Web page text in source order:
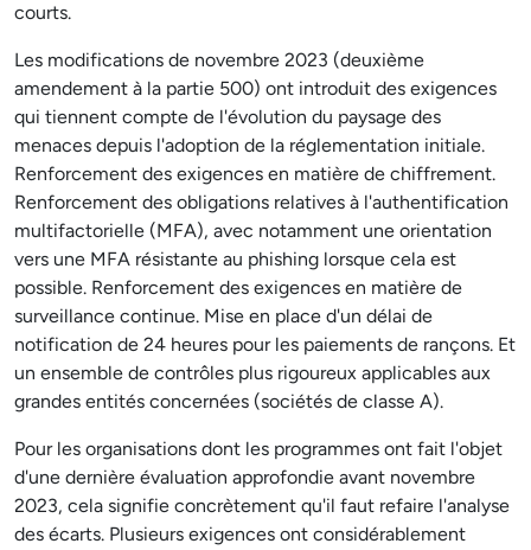
courts.
Les modifications de novembre 2023 (deuxième
amendement à la partie 500) ont introduit des exigences
qui tiennent compte de l'évolution du paysage des
menaces depuis l'adoption de la réglementation initiale.
Renforcement des exigences en matière de chiffrement.
Renforcement des obligations relatives à l'authentification
multifactorielle (MFA), avec notamment une orientation
vers une MFA résistante au phishing lorsque cela est
possible. Renforcement des exigences en matière de
surveillance continue. Mise en place d'un délai de
notification de 24 heures pour les paiements de rançons. Et
un ensemble de contrôles plus rigoureux applicables aux
grandes entités concernées (sociétés de classe A).
Pour les organisations dont les programmes ont fait l'objet
d'une dernière évaluation approfondie avant novembre
2023, cela signifie concrètement qu'il faut refaire l'analyse
des écarts. Plusieurs exigences ont considérablement